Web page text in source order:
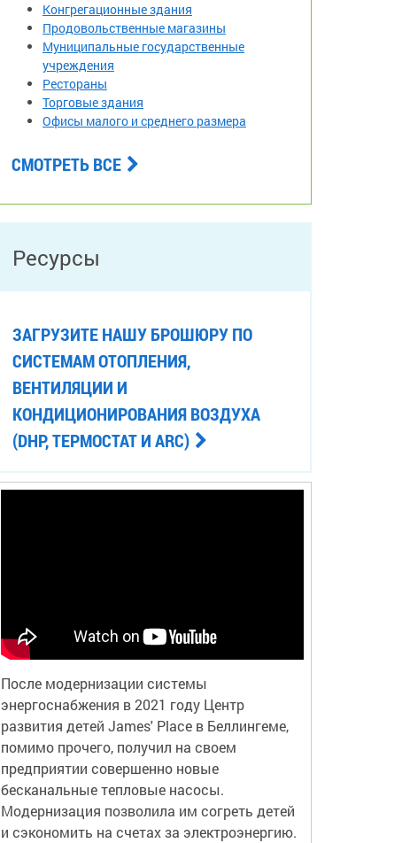
Конгрегационные здания
Продовольственные магазины
Муниципальные государственные
учреждения
Рестораны
Торговые здания
Офисы малого и среднего размера
СМОТРЕТЬ ВСЕ
Ресурсы
ЗАГРУЗИТЕ НАШУ БРОШЮРУ ПО
СИСТЕМАМ ОТОПЛЕНИЯ,
ВЕНТИЛЯЦИИ И
КОНДИЦИОНИРОВАНИЯ ВОЗДУХА
(DHP, ТЕРМОСТАТ И ARC)
После модернизации системы
энергоснабжения в 2021 году Центр
развития детей James' Place в Беллингеме,
помимо прочего, получил на своем
предприятии совершенно новые
бесканальные тепловые насосы.
Модернизация позволила им согреть детей
и сэкономить на счетах за электроэнергию.